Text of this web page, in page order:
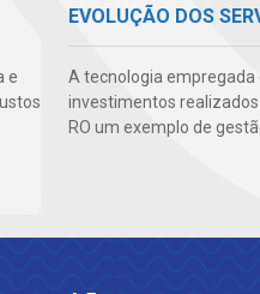
e
EVOLUÇÃO DOS
A tecnologia empregada
investimentos
RO um exemplo de